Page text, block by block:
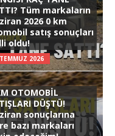
Tüm markaların
2026 0 km
satış sonuçları
oldu!
2026
OTOMOBİL
DÜŞTÜ!
sonuçlarına
bazı markaları